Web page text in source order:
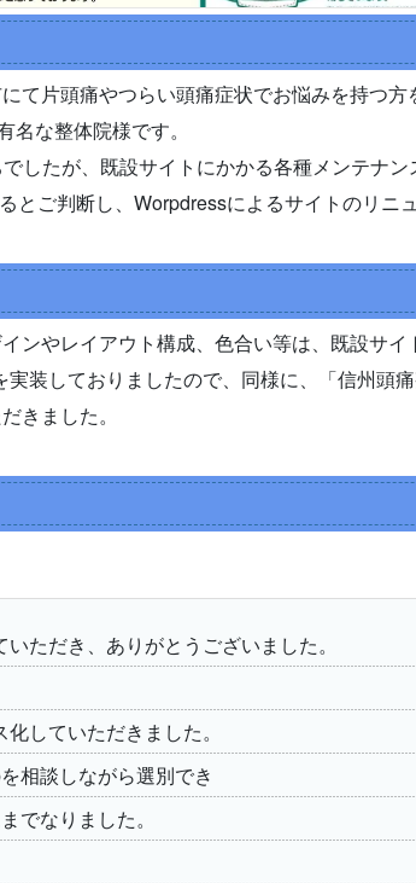
片頭痛やつらい頭痛症状でお悩みを持つ方
な整体院様です。
したが、既設サイトにかかる各種メンテナン
ご判断し、Worpdressによるサイトのリニ
ンやレイアウト構成、色合い等は、既設サ
装しておりましたので、同様に、「信州頭
きました。
ただき、ありがとうございました。
していただきました。
相談しながら選別でき
でなりました。